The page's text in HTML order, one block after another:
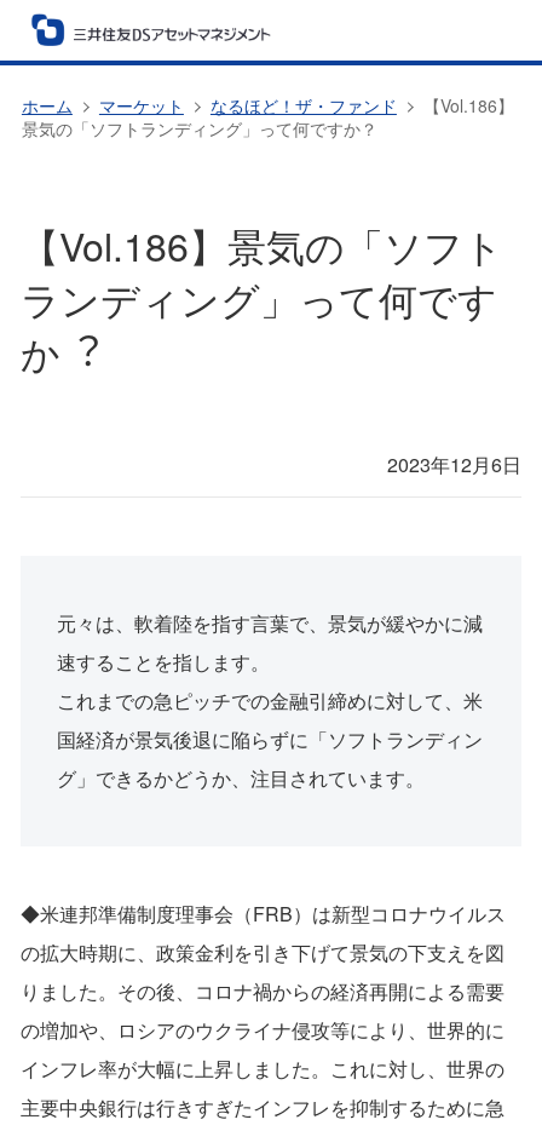
ホーム マーケット なるほど！ザ・ファンド
【Vol.186】
景気の「ソフトランディング」って何ですか？
【Vol.186】景気の「ソフト
ランディング」って何です
か︖
2023年12月6日
元々は、軟着陸を指す⾔葉で、景気が緩やかに減
速することを指します。
これまでの急ピッチでの⾦融引締めに対して、⽶
国経済が景気後退に陥らずに「ソフトランディン
グ」できるかどうか、注⽬されています。
◆⽶連邦準備制度理事会（FRB）は新型コロナウイルス
の拡⼤時期に、政策⾦利を引き下げて景気の下⽀えを図
りました。その後、コロナ禍からの経済再開による需要
の増加や、ロシアのウクライナ侵攻等により、世界的に
インフレ率が⼤幅に上昇しました。これに対し、世界の
主要中央銀⾏は⾏きすぎたインフレを抑制するために急